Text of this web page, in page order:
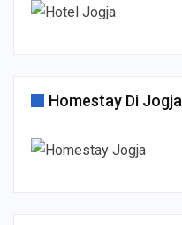
Homestay Di Jogja